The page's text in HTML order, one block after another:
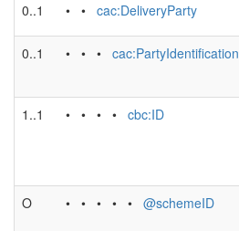
0..1 • • cac:DeliveryParty
0..1 • • • cac:PartyIdentification
1..1 • • • • cbc:ID
O • • • • • @schemeID